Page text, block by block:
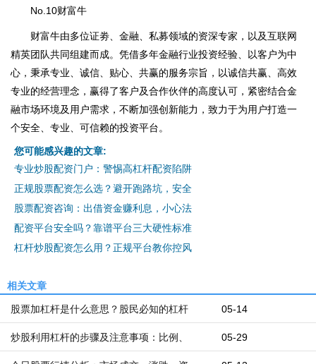
No.10财富牛
财富牛由多位证劵、金融、私募领域的资深专家，以及互联网
精英团队共同组建而成。凭借多年金融行业投资经验、以客户为中
心，秉承专业、诚信、贴心、共赢的服务宗旨，以诚信共赢、高效
专业的经营理念，赢得了客户及合作伙伴的高度认可，紧密结合金
融市场环境及用户需求，不断加强创新能力，致力于为用户打造一
个安全、专业、可信赖的投资平台。
您可能感兴趣的文章:
专业炒股配资门户：警惕高杠杆配资陷阱
正规股票配资怎么选？避开跑路坑，安全
股票配资咨询：出借资金赚利息，小心法
配资平台安全吗？靠谱平台三大硬性标准
杠杆炒股配资怎么用？正规平台教你控风
相关文章
05-14
股票加杠杆是什么意思？股民必知的杠杆
05-29
炒股利用杠杆的步骤及注意事项：比例、